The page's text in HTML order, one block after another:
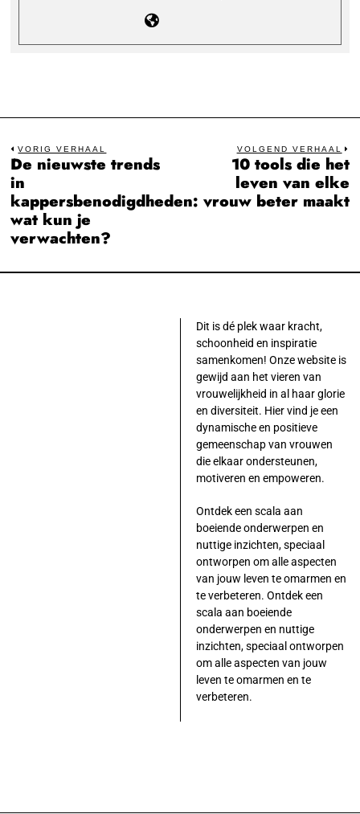
Bericht
navigatie
VORIG VERHAAL
Previous
post:
De nieuwste trends
in
kappersbenodigdheden:
wat kun je
verwachten?
VOLGEND VERHAAL
10 tools die het
leven van elke
vrouw beter maakt
Dit is dé plek waar kracht,
schoonheid en inspiratie
samenkomen! Onze website is
gewijd aan het vieren van
vrouwelijkheid in al haar glorie
en diversiteit. Hier vind je een
dynamische en positieve
gemeenschap van vrouwen
die elkaar ondersteunen,
motiveren en empoweren.
Ontdek een scala aan
boeiende onderwerpen en
nuttige inzichten, speciaal
ontworpen om alle aspecten
van jouw leven te omarmen en
te verbeteren. Ontdek een
scala aan boeiende
onderwerpen en nuttige
inzichten, speciaal ontworpen
om alle aspecten van jouw
leven te omarmen en te
verbeteren.